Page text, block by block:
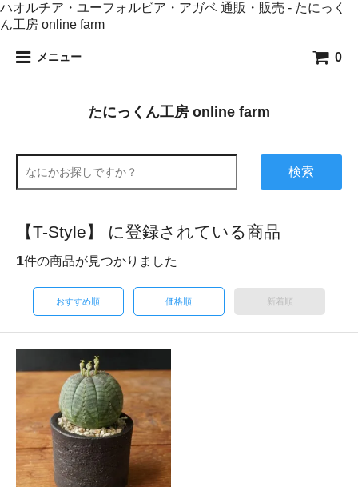
ハオルチア・ユーフォルビア・アガベ 通販・販売 - たにっく
ん工房 online farm
メニュー 0
たにっくん工房 online farm
検索
【T-Style】 に登録されている商品
1件の商品が見つかりました
おすすめ順 価格順 新着順